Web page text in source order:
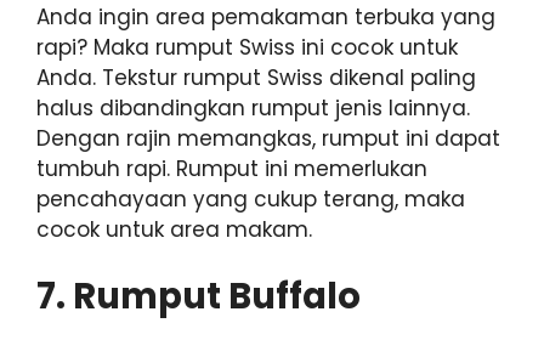
Anda ingin area pemakaman terbuka yang
rapi? Maka rumput Swiss ini cocok untuk
Anda. Tekstur rumput Swiss dikenal paling
halus dibandingkan rumput jenis lainnya.
Dengan rajin memangkas, rumput ini dapat
tumbuh rapi. Rumput ini memerlukan
pencahayaan yang cukup terang, maka
cocok untuk area makam.
7. Rumput Buffalo